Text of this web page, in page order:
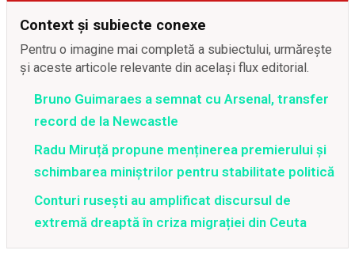
Context și subiecte conexe
Pentru o imagine mai completă a subiectului, urmărește
și aceste articole relevante din același flux editorial.
Bruno Guimaraes a semnat cu Arsenal, transfer
record de la Newcastle
Radu Miruță propune menținerea premierului și
schimbarea miniștrilor pentru stabilitate politică
Conturi rusești au amplificat discursul de
extremă dreaptă în criza migrației din Ceuta